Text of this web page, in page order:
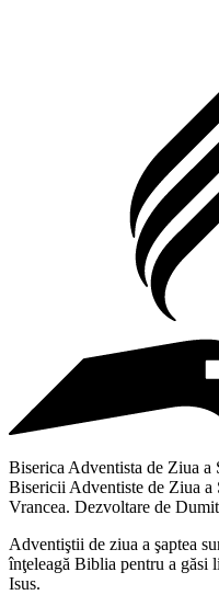
Biserica Adventista de Ziua a
Bisericii Adventiste de Ziua a
Vrancea. Dezvoltare de
Adventiştii de ziua a şaptea
înţeleagă Biblia pentru a găsi
Isus.